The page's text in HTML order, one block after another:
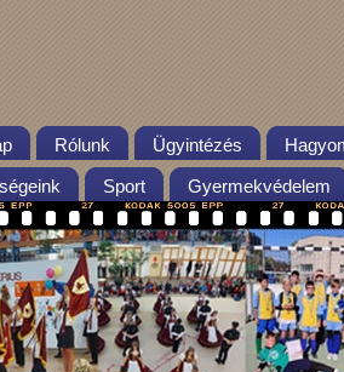
Rólunk Ügyintézés
Sport Gyermekvédelem